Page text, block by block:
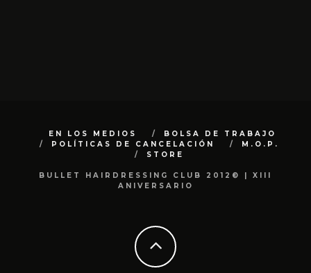
EN LOS MEDIOS
BOLSA DE TRABAJO
POLÍTICAS DE CANCELACIÓN
M.O.P.
STORE
BULLET HAIRDRESSING CLUB 2012© | XIII
ANIVERSARIO